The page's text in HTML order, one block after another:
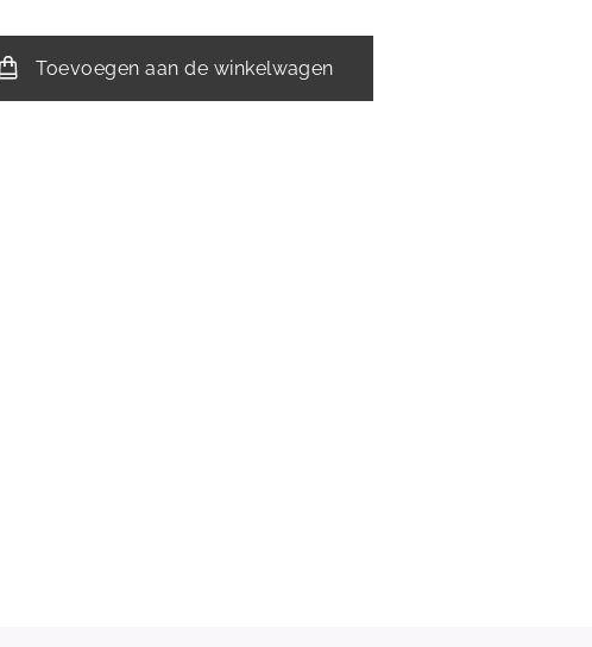
Toevoegen aan de winkelwagen